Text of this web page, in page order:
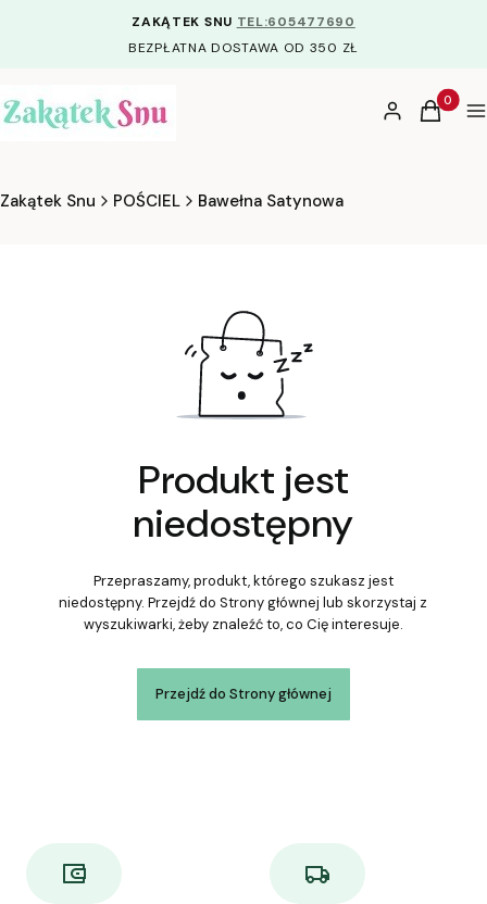
ZAKĄTEK SNU TEL:605477690
BEZPŁATNA DOSTAWA OD 350 ZŁ
Zaloguj sięKoszyk
Zakątek Snu POŚCIEL Bawełna Satynowa
Produkt jest
niedostępny
Przepraszamy, produkt, którego szukasz jest
niedostępny. Przejdź do Strony głównej lub skorzystaj z
wyszukiwarki, żeby znaleźć to, co Cię interesuje.
Przejdź do Strony głównej